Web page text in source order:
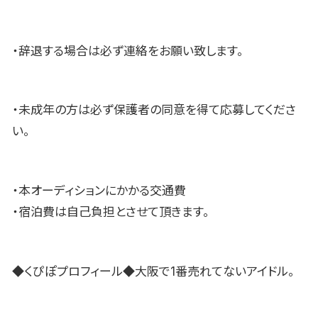
・辞退する場合は必ず連絡をお願い致します。
・未成年の方は必ず保護者の同意を得て応募してくださ
い。
・本オーディションにかかる交通費
・宿泊費は自己負担とさせて頂きます。
◆くぴぽプロフィール◆大阪で1番売れてないアイドル。